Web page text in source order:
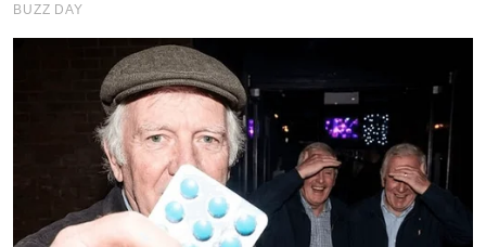
BUZZ DAY